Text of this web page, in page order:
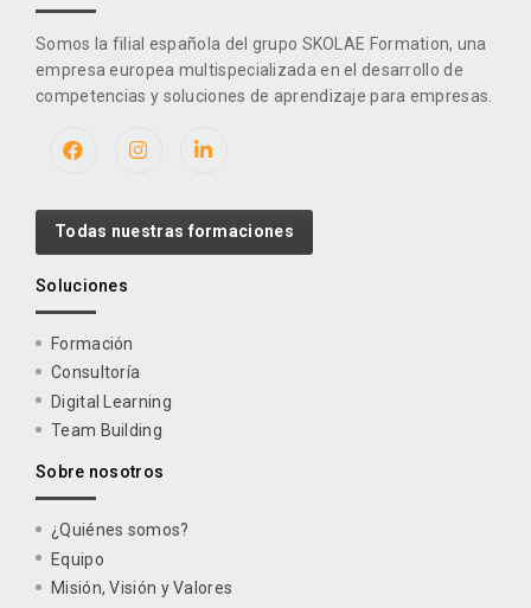
Somos la filial española del grupo SKOLAE Formation, una
empresa europea multispecializada en el desarrollo de
competencias y soluciones de aprendizaje para empresas.
Todas nuestras formaciones
Soluciones
Formación
Consultoría
Digital Learning
Team Building
Sobre nosotros
¿Quiénes somos?
Equipo
Misión, Visión y Valores